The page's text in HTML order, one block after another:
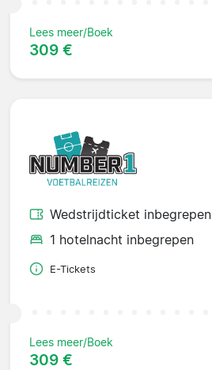
Lees meer/Boek
309 €
Wedstrijdticket inbegrepen
1 hotelnacht inbegrepen
E-Tickets
Lees meer/Boek
309 €